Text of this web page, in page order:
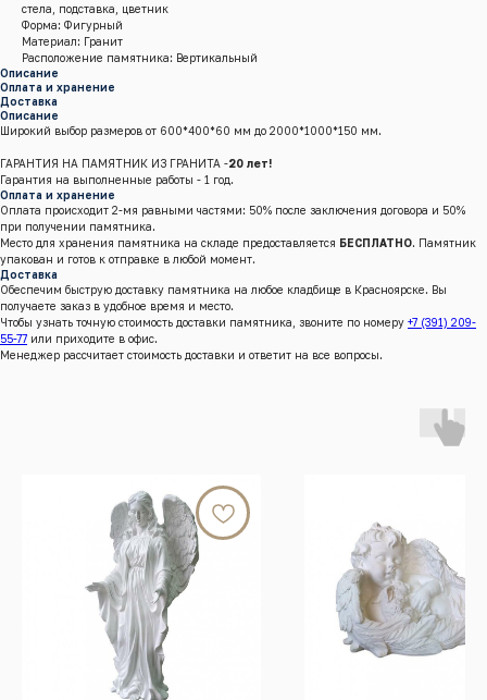
стела, подставка, цветник
Форма: Фигурный
Материал: Гранит
Расположение памятника: Вертикальный
Описание
Оплата и хранение
Доставка
Описание
Широкий выбор размеров от 600*400*60 мм до 2000*1000*150 мм.
ГАРАНТИЯ НА ПАМЯТНИК ИЗ ГРАНИТА -20 лет!
Гарантия на выполненные работы - 1 год.
Оплата и хранение
Оплата происходит 2-мя равными частями: 50% после заключения договора и 50%
при получении памятника.
Место для хранения памятника на складе предоставляется БЕСПЛАТНО. Памятник
упакован и готов к отправке в любой момент.
Доставка
Обеспечим быструю доставку памятника на любое кладбище в Красноярске. Вы
получаете заказ в удобное время и место.
Чтобы узнать точную стоимость доставки памятника, звоните по номеру +7 (391) 209-
55-77 или приходите в офис.
Менеджер рассчитает стоимость доставки и ответит на все вопросы.
КАТАЛОГ ПРОДУКЦИИ
г.Красноярск, Енисейский тракт, 8 к/4 (кл. Бадалык)
+7 (391) 209-55-77
graalkrsk@mail.ru
Режим работы: Пн - Вс / 09:00 - 19:00
© 2022-2026 Все права защищены
Разработка сайтов